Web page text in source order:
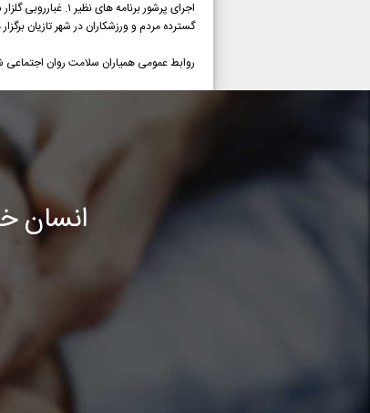
گسترده مردم و ورزشکاران در شهر تازیان
روابط عمومی همیاران سلامت روان اجتماعی
انسان